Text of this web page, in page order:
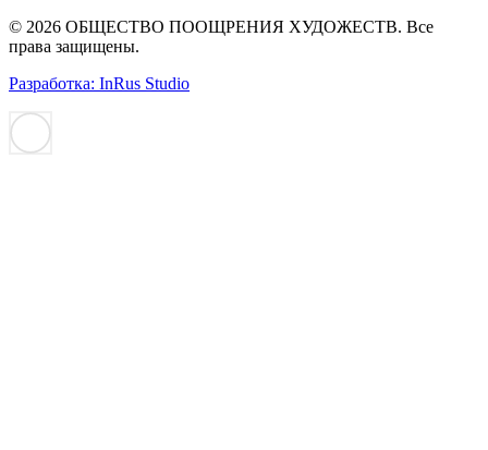
© 2026 ОБЩЕСТВО ПООЩРЕНИЯ ХУДОЖЕСТВ. Все
права защищены.
Разработка: InRus Studio